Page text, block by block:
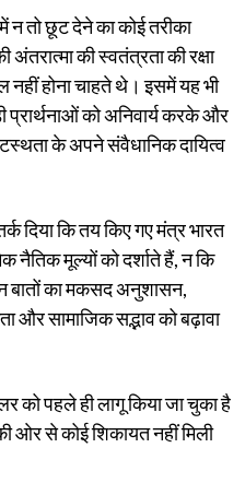
न तो छूट देने का कोई तरीका
अंतरात्मा की स्वतंत्रता की रक्षा
नहीं होना चाहते थे। इसमें यह भी
प्रार्थनाओं को अनिवार्य करके और
के अपने संवैधानिक दायित्व
दिया कि तय किए गए मंत्र भारत
नैतिक मूल्यों को दर्शाते हैं, न कि
बातों का मकसद अनुशासन,
और सामाजिक सद्भाव को बढ़ावा
को पहले ही लागू किया जा चुका है
ओर से कोई शिकायत नहीं मिली